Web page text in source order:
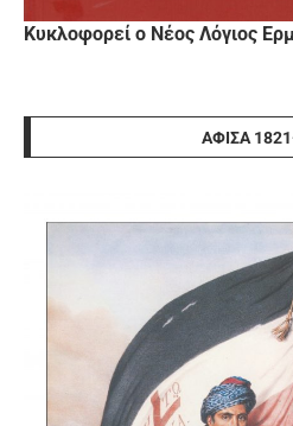
Κυκλοφορεί ο Νέος Λόγιος
ΑΦΊΣΑ